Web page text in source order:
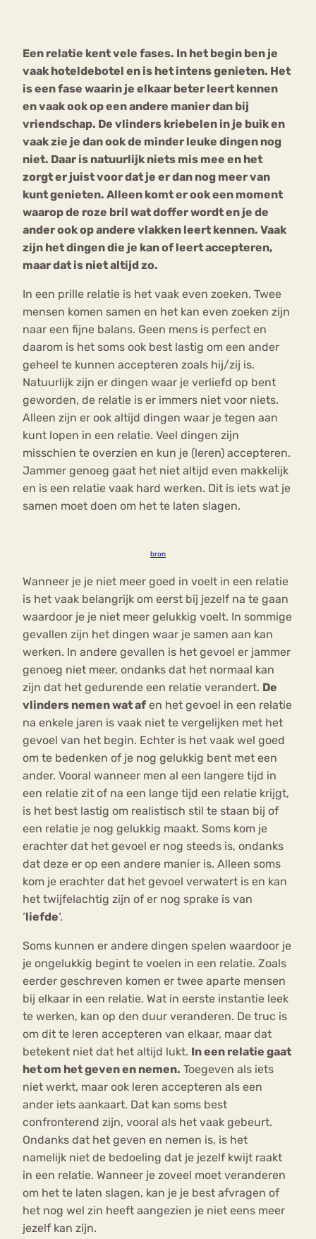
Een relatie kent vele fases. In het begin ben je
vaak hoteldebotel en is het intens genieten. Het
is een fase waarin je elkaar beter leert kennen
en vaak ook op een andere manier dan bij
vriendschap. De vlinders kriebelen in je buik en
vaak zie je dan ook de minder leuke dingen nog
niet. Daar is natuurlijk niets mis mee en het
zorgt er juist voor dat je er dan nog meer van
kunt genieten. Alleen komt er ook een moment
waarop de roze bril wat doffer wordt en je de
ander ook op andere vlakken leert kennen. Vaak
zijn het dingen die je kan of leert accepteren,
maar dat is niet altijd zo.
In een prille relatie is het vaak even zoeken. Twee
mensen komen samen en het kan even zoeken zijn
naar een fijne balans. Geen mens is perfect en
daarom is het soms ook best lastig om een ander
geheel te kunnen accepteren zoals hij/zij is.
Natuurlijk zijn er dingen waar je verliefd op bent
geworden, de relatie is er immers niet voor niets.
Alleen zijn er ook altijd dingen waar je tegen aan
kunt lopen in een relatie. Veel dingen zijn
misschien te overzien en kun je (leren) accepteren.
Jammer genoeg gaat het niet altijd even makkelijk
en is een relatie vaak hard werken. Dit is iets wat je
samen moet doen om het te laten slagen.
bron
Wanneer je je niet meer goed in voelt in een relatie
is het vaak belangrijk om eerst bij jezelf na te gaan
waardoor je je niet meer gelukkig voelt. In sommige
gevallen zijn het dingen waar je samen aan kan
werken. In andere gevallen is het gevoel er jammer
genoeg niet meer, ondanks dat het normaal kan
zijn dat het gedurende een relatie verandert. De
vlinders nemen wat af en het gevoel in een relatie
na enkele jaren is vaak niet te vergelijken met het
gevoel van het begin. Echter is het vaak wel goed
om te bedenken of je nog gelukkig bent met een
ander. Vooral wanneer men al een langere tijd in
een relatie zit of na een lange tijd een relatie krijgt,
is het best lastig om realistisch stil te staan bij of
een relatie je nog gelukkig maakt. Soms kom je
erachter dat het gevoel er nog steeds is, ondanks
dat deze er op een andere manier is. Alleen soms
kom je erachter dat het gevoel verwatert is en kan
het twijfelachtig zijn of er nog sprake is van
‘liefde‘.
Soms kunnen er andere dingen spelen waardoor je
je ongelukkig begint te voelen in een relatie. Zoals
eerder geschreven komen er twee aparte mensen
bij elkaar in een relatie. Wat in eerste instantie leek
te werken, kan op den duur veranderen. De truc is
om dit te leren accepteren van elkaar, maar dat
betekent niet dat het altijd lukt. In een relatie gaat
het om het geven en nemen. Toegeven als iets
niet werkt, maar ook leren accepteren als een
ander iets aankaart. Dat kan soms best
confronterend zijn, vooral als het vaak gebeurt.
Ondanks dat het geven en nemen is, is het
namelijk niet de bedoeling dat je jezelf kwijt raakt
in een relatie. Wanneer je zoveel moet veranderen
om het te laten slagen, kan je je best afvragen of
het nog wel zin heeft aangezien je niet eens meer
jezelf kan zijn.
Chat
Forum
mia
Nerv
osa
Eetstoornis Anorexia Nervosa
Eetbuien Piekeren Sport
Trauma
Orthorexia
Afvallen Angst